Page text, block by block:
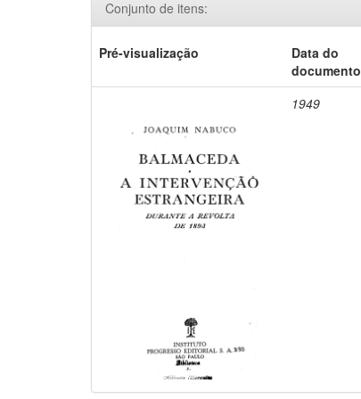
Conjunto de itens:
Pré-visualização
Data do
documento
1949